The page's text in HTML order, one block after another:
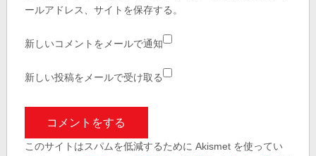
ールアドレス、サイトを保存する。
新しいコメントをメールで通知
新しい投稿をメールで受け取る
このサイトはスパムを低減するために Akismet を使ってい